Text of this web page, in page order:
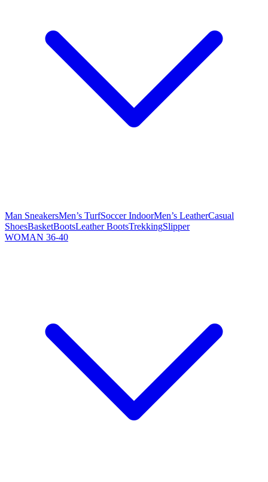
Man SneakersMen’s TurfSoccer IndoorMen’s LeatherCasual
ShoesBasketBootsLeather BootsTrekkingSlipper
WOMAN 36-40